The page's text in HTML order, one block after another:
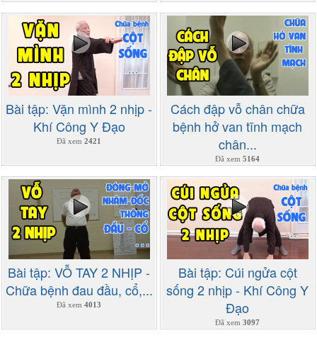
Bài tập: Vặn mình 2 nhịp -
Khí Công Y Đạo
Đã xem2421
Cách đập vỗ chân chữa
bệnh hở van tĩnh mạch
chân...
Đã xem5164
Bài tập: VỖ TAY 2 NHỊP -
Chữa bệnh đau đầu, cổ,...
Đã xem4013
Bài tập: Cúi ngửa cột
sống 2 nhịp - Khí Công Y
Đạo
Đã xem3097